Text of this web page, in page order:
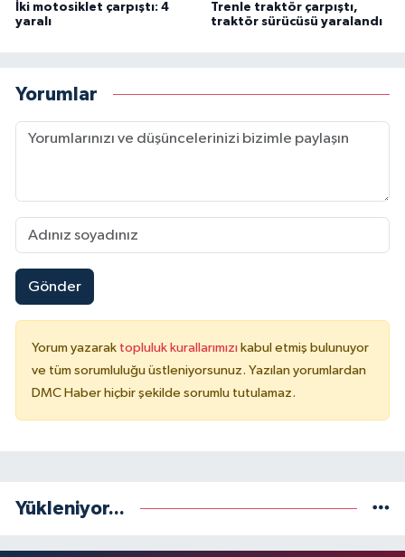
İki motosiklet çarpıştı: 4
yaralı
Trenle traktör çarpıştı,
traktör sürücüsü yaralandı
Yorumlar
Gönder
Yorum yazarak topluluk kurallarımızı kabul etmiş bulunuyor
ve tüm sorumluluğu üstleniyorsunuz. Yazılan yorumlardan
DMC Haber hiçbir şekilde sorumlu tutulamaz.
Yükleniyor...